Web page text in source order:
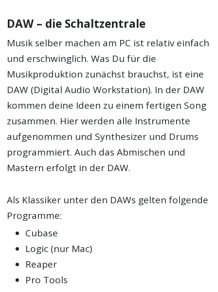
DAW – die Schaltzentrale
Musik selber machen am PC ist relativ einfach
und erschwinglich. Was Du für die
Musikproduktion zunächst brauchst, ist eine
DAW (Digital Audio Workstation). In der DAW
kommen deine Ideen zu einem fertigen Song
zusammen. Hier werden alle Instrumente
aufgenommen und Synthesizer und Drums
programmiert. Auch das Abmischen und
Mastern erfolgt in der DAW.
Als Klassiker unter den DAWs gelten folgende
Programme:
Cubase
Logic (nur Mac)
Reaper
Pro Tools